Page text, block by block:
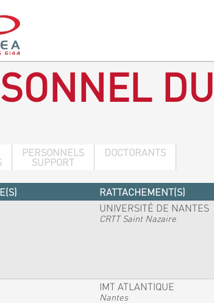
PERSONNELS
SUPPORT
DOCTORANTS
RATTACHEMENT(S)
UNIVERSITÉ DE NANTES
CRTT Saint Nazaire
IMT ATLANTIQUE
Nantes